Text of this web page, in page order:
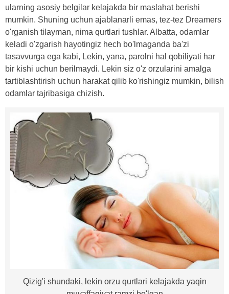
ularning asosiy belgilar kelajakda bir maslahat berishi
mumkin. Shuning uchun ajablanarli emas, tez-tez Dreamers
o'rganish tilayman, nima qurtlari tushlar. Albatta, odamlar
keladi o'zgarish hayotingiz hech bo'lmaganda ba'zi
tasavvurga ega kabi, Lekin, yana, parolni hal qobiliyati har
bir kishi uchun berilmaydi. Lekin siz o'z orzularini amalga
tartiblashtirish uchun harakat qilib ko'rishingiz mumkin, bilish
odamlar tajribasiga chizish.
Qizig'i shundaki, lekin orzu qurtlari kelajakda yaqin